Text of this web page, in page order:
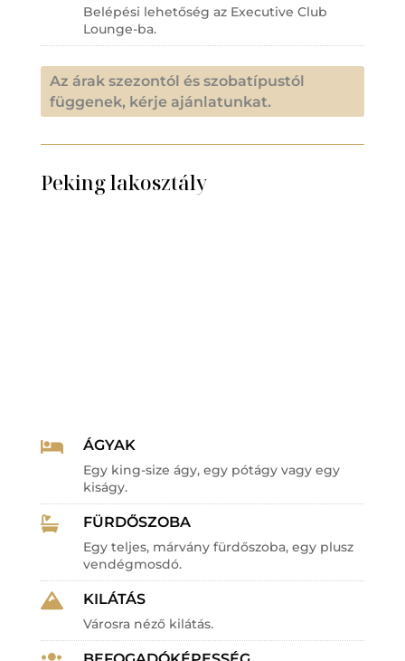
Belépési lehetőség az Executive Club
Lounge-ba.
Az árak szezontól és szobatípustól
függenek, kérje ajánlatunkat.
Peking lakosztály
 ÁGYAK
Egy king-size ágy, egy pótágy vagy egy
kiságy.
 FÜRDŐSZOBA
Egy teljes, márvány fürdőszoba, egy plusz
vendégmosdó.
 KILÁTÁS
Városra néző kilátás.